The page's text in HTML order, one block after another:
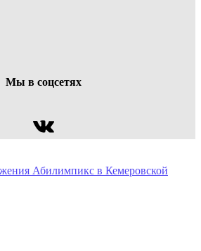
Мы в соцсетях
ВКонтакте